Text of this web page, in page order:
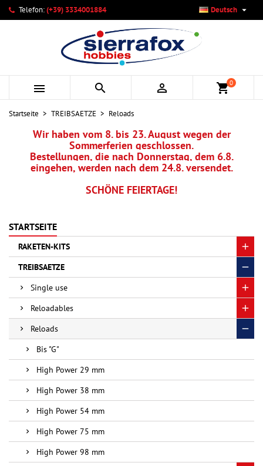
Telefon:(+39) 3334001884 Deutsch 
   shopping_cart0
Startseite TREIBSAETZE Reloads
Wir haben vom 8. bis 23. August wegen der
Sommerferien geschlossen.
Bestellungen, die nach Donnerstag, dem 6.8.
eingehen, werden nach dem 24.8. versendet.
SCHÖNE FEIERTAGE!
STARTSEITE
RAKETEN-KITS
TREIBSAETZE
Single use
Reloadables
Reloads
Bis "G"
High Power 29 mm
High Power 38 mm
High Power 54 mm
High Power 75 mm
High Power 98 mm
Ihre Wunschlisten ×
Neue Liste anlegen
((modalTitle)) ×
((confirmMessage))
((cancelText)) ((modalDeleteText))
Wunschliste erstellen ×
Name der Wunschliste
Abbrechen
Anmelden ×
Sie müssen angemeldet sein, um Artikel Ihrer Wunschliste
hinzufügen zu können.
Abbrechen Anmelden